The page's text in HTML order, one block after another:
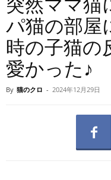
突然ママ猫
パ猫の部屋
時の子猫の
愛かった♪
By 猫のクロ - 2024年12月29日